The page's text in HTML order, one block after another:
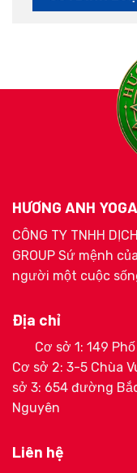
HƯƠNG ANH
CÔNG TY TNHH
GROUP Sứ mệnh
người một cuộc
Địa chỉ
Cơ sở 1: 149
Cơ sở 2: 3-5 Chùa
sở 3: 654 đường
Nguyên
Liên hệ